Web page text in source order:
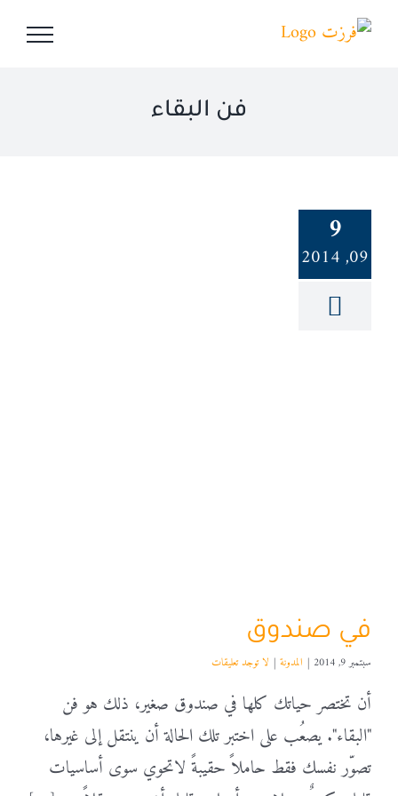
Skip
فن البقاء
9
09, 2014
في صندوق
سبتمبر 9, 2014 | المدونة | لا توجد تعليقات
أن تختصر حياتك كلها في صندوق صغير، ذلك هو فن
"البقاء". يصعُب على اختبر تلك الحالة أن ينتقل إلى غيرها،
تصوّر نفسك فقط حاملاً حقيبةً لاتحوي سوى أساسيات